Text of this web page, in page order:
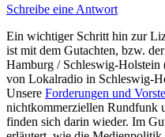
Schreibe eine Antwort
Ein wichtiger Schritt hin zur
ist mit dem Gutachten, bzw.
Hamburg / Schleswig-Holstein
von Lokalradio in Schleswig-
Unsere Forderungen und
nichtkommerziellen Rundfunk
finden sich darin wieder. Im